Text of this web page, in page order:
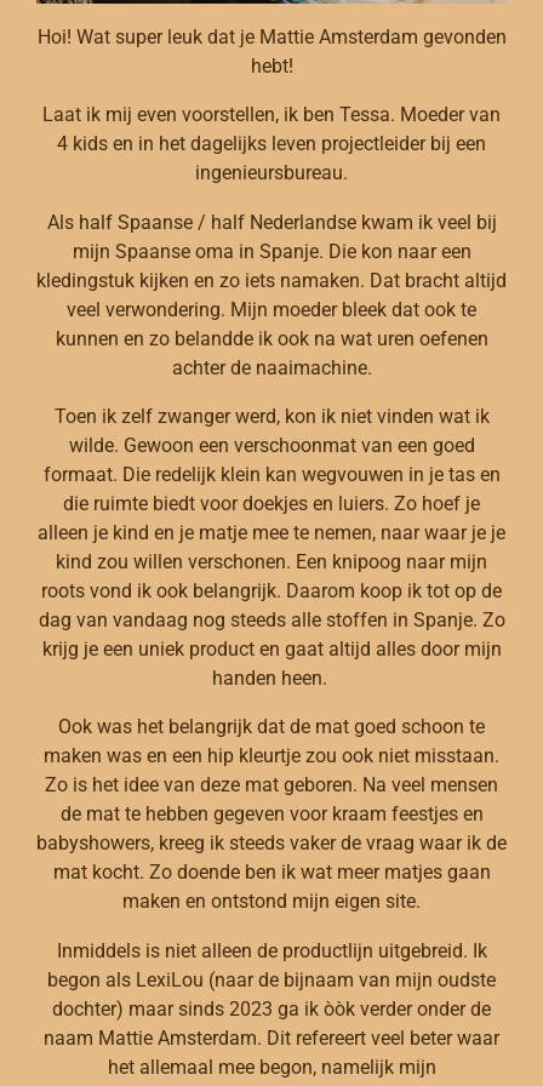
Hoi! Wat super leuk dat je Mattie Amsterdam gevonden
hebt!
Laat ik mij even voorstellen, ik ben Tessa. Moeder van
4 kids en in het dagelijks leven projectleider bij een
ingenieursbureau.
Als half Spaanse / half Nederlandse kwam ik veel bij
mijn Spaanse oma in Spanje. Die kon naar een
kledingstuk kijken en zo iets namaken. Dat bracht altijd
veel verwondering. Mijn moeder bleek dat ook te
kunnen en zo belandde ik ook na wat uren oefenen
achter de naaimachine.
Toen ik zelf zwanger werd, kon ik niet vinden wat ik
wilde. Gewoon een verschoonmat van een goed
formaat. Die redelijk klein kan wegvouwen in je tas en
die ruimte biedt voor doekjes en luiers. Zo hoef je
alleen je kind en je matje mee te nemen, naar waar je je
kind zou willen verschonen. Een knipoog naar mijn
roots vond ik ook belangrijk. Daarom koop ik tot op de
dag van vandaag nog steeds alle stoffen in Spanje. Zo
krijg je een uniek product en gaat altijd alles door mijn
handen heen.
Ook was het belangrijk dat de mat goed schoon te
maken was en een hip kleurtje zou ook niet misstaan.
Zo is het idee van deze mat geboren. Na veel mensen
de mat te hebben gegeven voor kraam feestjes en
babyshowers, kreeg ik steeds vaker de vraag waar ik de
mat kocht. Zo doende ben ik wat meer matjes gaan
maken en ontstond mijn eigen site.
Inmiddels is niet alleen de productlijn uitgebreid. Ik
begon als LexiLou (naar de bijnaam van mijn oudste
dochter) maar sinds 2023 ga ik òòk verder onder de
naam Mattie Amsterdam. Dit refereert veel beter waar
het allemaal mee begon, namelijk mijn